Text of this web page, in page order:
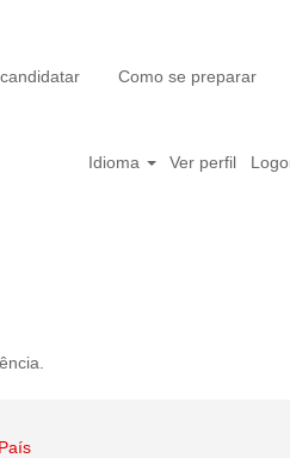
Como se preparar
Idioma Ver perfil